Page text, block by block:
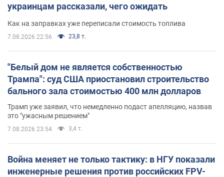
украинцам рассказали, чего ожидать
Как на заправках уже переписали стоимость топлива
7.08.2026 22:56 23,8 т.
"Белый дом не является собственностью
Трампа": суд США приостановил строительство
бального зала стоимостью 400 млн долларов
Трамп уже заявил, что немедленно подаст апелляцию, назвав
это "ужасным решением"
7.08.2026 23:54 3,4 т.
Война меняет не только тактику: в НГУ показали
инженерные решения против российских FPV-